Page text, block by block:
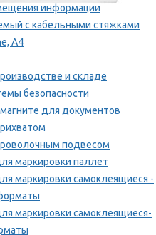
информации
с кабельными стяжками
А4
и складе
безопасности
для документов
подвесом
маркировки паллет
маркировки самоклеящиеся -
маркировки самоклеящиеся-